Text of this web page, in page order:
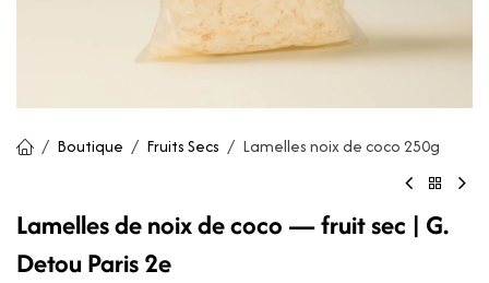
Boutique Fruits Secs Lamelles noix de coco 250g
Lamelles de noix de coco — fruit sec | G.
Detou Paris 2e